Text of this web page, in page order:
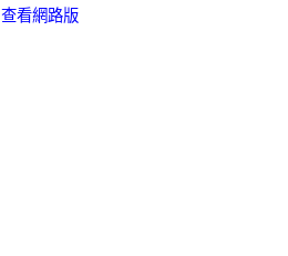
查看網路版